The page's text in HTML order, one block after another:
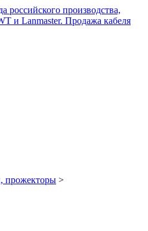
прожекторы >